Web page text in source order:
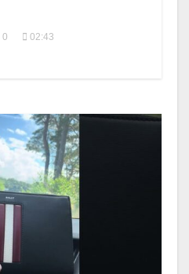
0 02:43